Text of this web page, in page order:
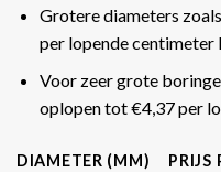
Grotere diameters
per lopende centimeter
Voor zeer grote
oplopen tot €4,37 per
DIAMETER (MM)
PRIJS